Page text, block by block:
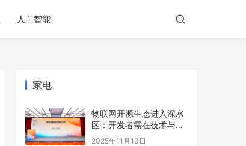
人工智能
家电
物联网开源生态进入深水
区：开发者需在技术与商
业的夹缝中寻找破局之道
2025年11月10日